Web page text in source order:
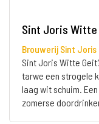
Sint Joris Witte
Brouwerij Sint Joris
Sint Joris Witte
tarwe een strogele
laag wit schuim.
zomerse